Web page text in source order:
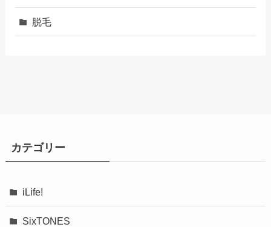
脱毛
カテゴリー
iLife!
SixTONES